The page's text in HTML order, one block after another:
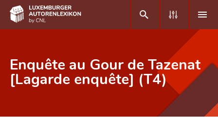
DE FR
Home
Enquête au Gour de Tazenat
[Lagarde enquête] (T4)